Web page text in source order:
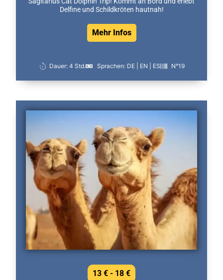
Delfine und Schildkröten hautnah!
Mehr Infos
Dauer: 4 Std. Sprachen: DE | EN | ES N°19
13 € - 18 €